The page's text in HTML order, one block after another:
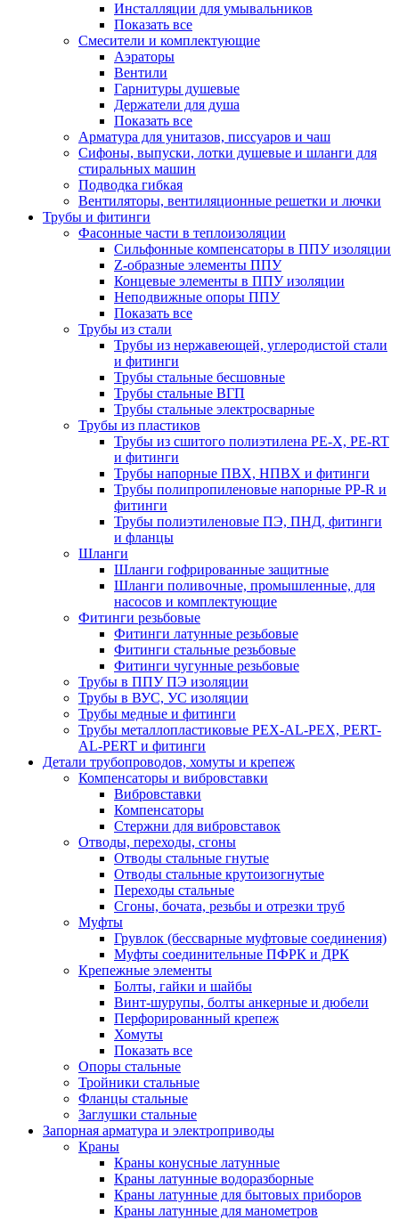
Инсталляции для умывальников
Показать все
Смесители и комплектующие
Аэраторы
Вентили
Гарнитуры душевые
Держатели для душа
Показать все
Арматура для унитазов, писсуаров и чаш
Сифоны, выпуски, лотки душевые и шланги для
стиральных машин
Подводка гибкая
Вентиляторы, вентиляционные решетки и лючки
Трубы и фитинги
Фасонные части в теплоизоляции
Cильфонные компенсаторы в ППУ изоляции
Z-образные элементы ППУ
Концевые элементы в ППУ изоляции
Неподвижные опоры ППУ
Показать все
Трубы из стали
Трубы из нержавеющей, углеродистой стали
и фитинги
Трубы стальные бесшовные
Трубы стальные ВГП
Трубы стальные электросварные
Трубы из пластиков
Трубы из сшитого полиэтилена PE-X, PE-RT
и фитинги
Трубы напорные ПВХ, НПВХ и фитинги
Трубы полипропиленовые напорные PP-R и
фитинги
Трубы полиэтиленовые ПЭ, ПНД, фитинги
и фланцы
Шланги
Шланги гофрированные защитные
Шланги поливочные, промышленные, для
насосов и комплектующие
Фитинги резьбовые
Фитинги латунные резьбовые
Фитинги стальные резьбовые
Фитинги чугунные резьбовые
Трубы в ППУ ПЭ изоляции
Трубы в ВУС, УС изоляции
Трубы медные и фитинги
Трубы металлопластиковые PEX-AL-PEX, PERT-
AL-PERT и фитинги
Детали трубопроводов, хомуты и крепеж
Компенсаторы и вибровставки
Вибровставки
Компенсаторы
Стержни для вибровставок
Отводы, переходы, сгоны
Отводы стальные гнутые
Отводы стальные крутоизогнутые
Переходы стальные
Сгоны, бочата, резьбы и отрезки труб
Муфты
Грувлок (бессварные муфтовые соединения)
Муфты соединительные ПФРК и ДРК
Крепежные элементы
Болты, гайки и шайбы
Винт-шурупы, болты анкерные и дюбели
Перфорированный крепеж
Хомуты
Показать все
Опоры стальные
Тройники стальные
Фланцы стальные
Заглушки стальные
Запорная арматура и электроприводы
Краны
Краны конусные латунные
Краны латунные водоразборные
Краны латунные для бытовых приборов
Краны латунные для манометров